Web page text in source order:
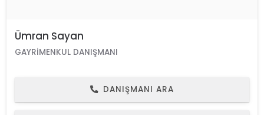
Ümran Sayan
GAYRIMENKUL DANIŞMANI
DANIŞMANI ARA